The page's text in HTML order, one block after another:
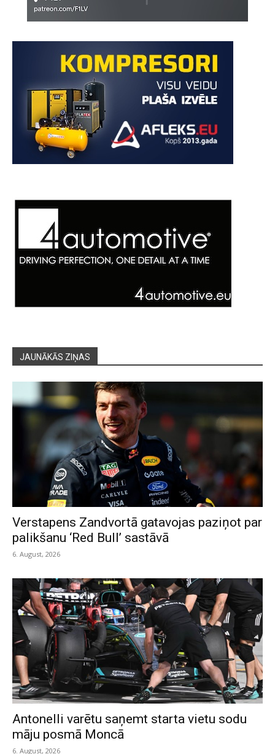
JAUNĀKĀS ZIŅAS
Verstapens Zandvortā gatavojas paziņot par
palikšanu ‘Red Bull’ sastāvā
6. August, 2026
Antonelli varētu saņemt starta vietu sodu
māju posmā Moncā
6. August, 2026